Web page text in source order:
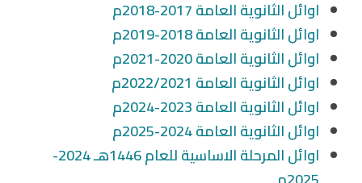
اوائل الثانوية العامة 2017-2018م
اوائل الثانوية العامة 2018-2019م
اوائل الثانوية العامة 2020-2021م
اوائل الثانوية العامة 2022/2021م
اوائل الثانوية العامة 2023-2024م
اوائل الثانوية العامة 2024-2025م
اوائل المرحلة الاساسية للعام 1446هـ 2024-